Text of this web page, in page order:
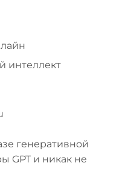
интеллект
генеративной
GPT и никак не